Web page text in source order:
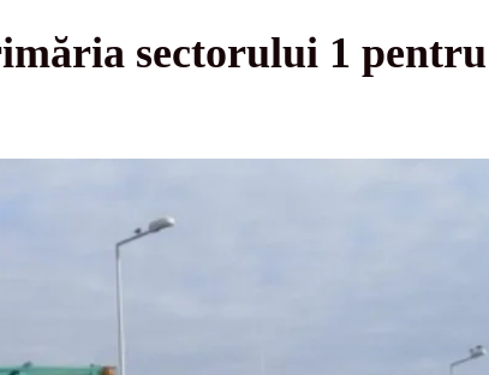
sectorului 1 pentru